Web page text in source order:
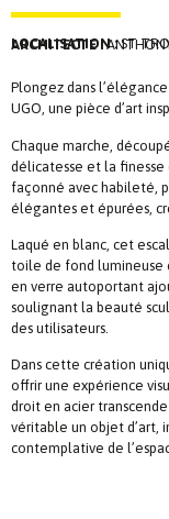
ARCHITECTE :
LOCALISATION :ST
Plongez dans
UGO, une pièce d’art
Chaque marche,
délicatesse et la finesse
façonné avec habileté,
élégantes et épurées,
Laqué en blanc, cet
toile de fond lumineuse
en verre autoportant
soulignant la beauté
des utilisateurs.
Dans cette création
offrir une expérience
droit en acier
véritable un objet d’art,
contemplative de